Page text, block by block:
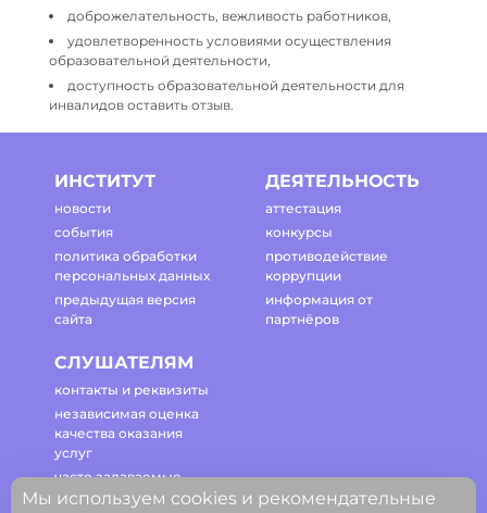
доброжелательность, вежливость работников,
удовлетворенность условиями осуществления
образовательной деятельности,
доступность образовательной деятельности для
инвалидов оставить отзыв.
ИНСТИТУТ
новости
события
политика обработки
персональных данных
предыдущая версия
сайта
ДЕЯТЕЛЬНОСТЬ
аттестация
конкурсы
противодействие
коррупции
информация от
партнёров
СЛУШАТЕЛЯМ
контакты и реквизиты
независимая оценка
качества оказания
услуг
часто задаваемые
вопросы
Мы используем cookies и рекомендательные